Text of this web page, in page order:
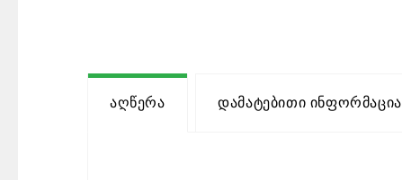
Აღწერა Დამატებითი Ინფორმაცია